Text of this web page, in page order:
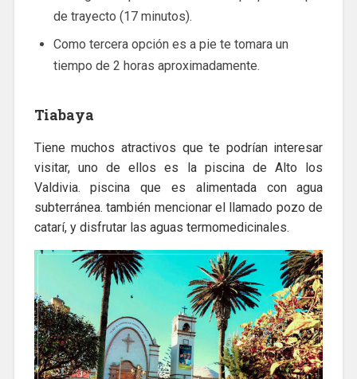
de trayecto (17 minutos).
Como tercera opción es a pie te tomara un
tiempo de 2 horas aproximadamente.
Tiabaya
Tiene muchos atractivos que te podrían interesar
visitar, uno de ellos es la piscina de Alto los
Valdivia. piscina que es alimentada con agua
subterránea. también mencionar el llamado pozo de
catarí, y disfrutar las aguas termomedicinales.